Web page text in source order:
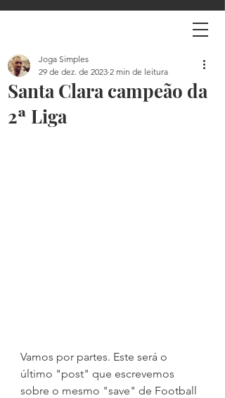
Santa Clara campeão da
2ª Liga
Joga Simples
29 de dez. de 2023 2 min de leitura
Vamos por partes. Este será o
último "post" que escrevemos
sobre o mesmo "save" de Football